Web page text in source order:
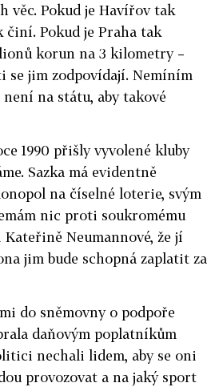
věc. Pokud je Havířov tak
činí. Pokud je Praha tak
korun na 3 kilometry –
se jim zodpovídají. Nemíním
na státu, aby takové
1990 přišly vyvolené kluby
Sazka má evidentně
na číselné loterie, svým
nic proti soukromému
Neumannové, že jí
jim bude schopná zaplatit za
do sněmovny o podpoře
daňovým poplatníkům
nechali lidem, aby se oni
provozovat a na jaký sport